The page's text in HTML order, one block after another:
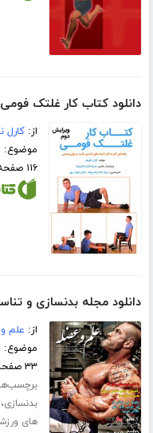
دانلود کتاب کار غلتک فومی
از:کارل
موضوع:
۱۱۶ صفحه
دانلود مجله بدنسازی و
از: علم
موضوع:
۳۳ صفحه
بدنسازی
های